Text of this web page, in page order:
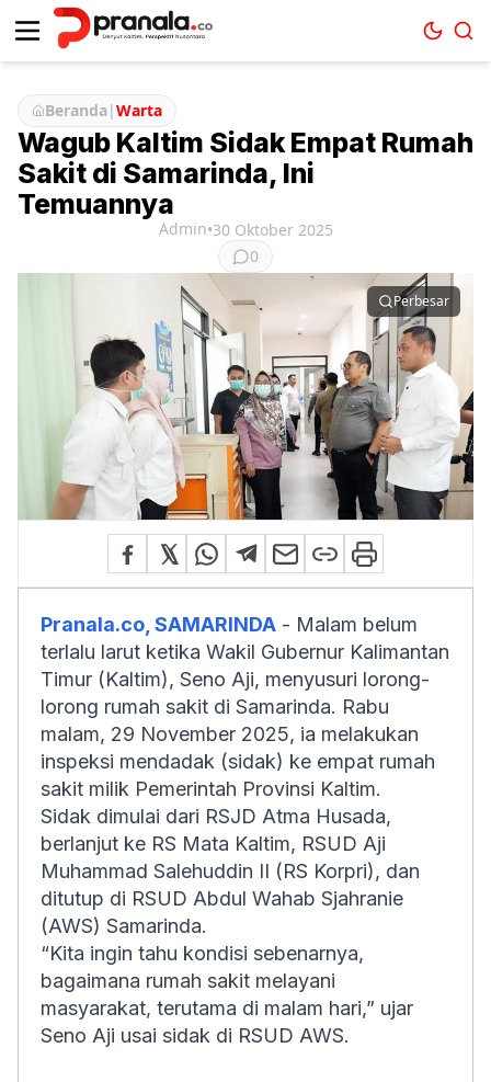
Beranda|Warta
Wagub Kaltim Sidak Empat Rumah
Sakit di Samarinda, Ini
Temuannya
Admin•30 Oktober 2025
0
Perbesar
Pranala.co, SAMARINDA - Malam belum
terlalu larut ketika Wakil Gubernur Kalimantan
Timur (Kaltim), Seno Aji, menyusuri lorong-
lorong rumah sakit di Samarinda. Rabu
malam, 29 November 2025, ia melakukan
inspeksi mendadak (sidak) ke empat rumah
sakit milik Pemerintah Provinsi Kaltim.
Sidak dimulai dari RSJD Atma Husada,
berlanjut ke RS Mata Kaltim, RSUD Aji
Muhammad Salehuddin II (RS Korpri), dan
ditutup di RSUD Abdul Wahab Sjahranie
(AWS) Samarinda.
“Kita ingin tahu kondisi sebenarnya,
bagaimana rumah sakit melayani
masyarakat, terutama di malam hari,” ujar
Seno Aji usai sidak di RSUD AWS.